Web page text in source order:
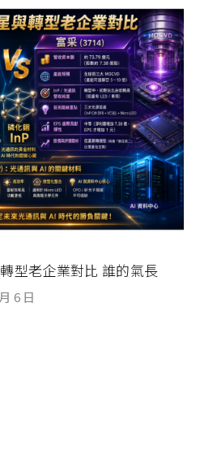
型老企業對比 誰的氣長
6 日